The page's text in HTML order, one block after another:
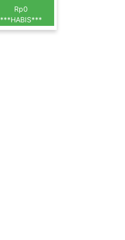
Rp0
***HABIS***